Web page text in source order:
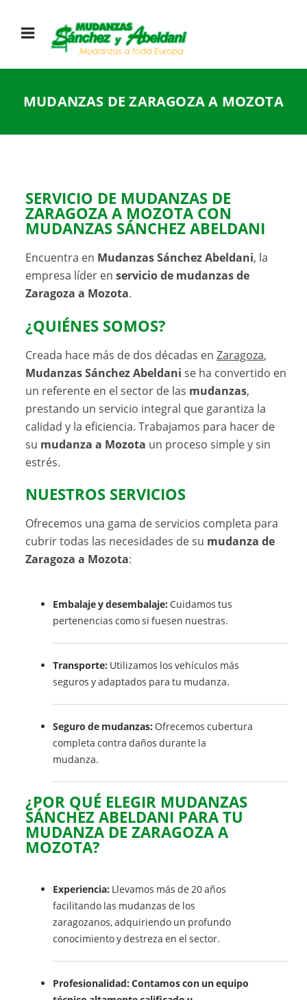
MUDANZAS DE ZARAGOZA A MOZOTA
SERVICIO DE MUDANZAS DE
ZARAGOZA A MOZOTA CON
MUDANZAS SÁNCHEZ ABELDANI
Encuentra en Mudanzas Sánchez Abeldani, la
empresa líder enservicio de mudanzas de
Zaragoza a Mozota.
¿QUIÉNES SOMOS?
Creada hace más de dos décadas enZaragoza,
Mudanzas Sánchez Abeldani se ha convertido en
un referente en el sector de las mudanzas,
prestando un servicio integral que garantiza la
calidad y la eficiencia. Trabajamos para hacer de
su mudanza a Mozota un proceso simple y sin
estrés.
NUESTROS SERVICIOS
Ofrecemos una gama de servicios completa para
cubrir todas las necesidades de su mudanza de
Zaragoza a Mozota:
Embalaje y desembalaje: Cuidamos tus
pertenencias como si fuesen nuestras.
Transporte: Utilizamos los vehículos más
seguros y adaptados para tu mudanza.
Seguro de mudanzas: Ofrecemos cubertura
completa contra daños durante la
mudanza.
¿POR QUÉ ELEGIR MUDANZAS
SÁNCHEZ ABELDANI PARA TU
MUDANZA DE ZARAGOZA A
MOZOTA?
Experiencia: Llevamos más de 20 años
facilitando las mudanzas de los
zaragozanos, adquiriendo un profundo
conocimiento y destreza en el sector.
Profesionalidad: Contamos con un equipo